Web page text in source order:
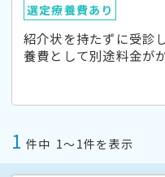
選定療養費あり
紹介状を持たずに受診
養費として別途料金が
1 件中 1〜1件を表示